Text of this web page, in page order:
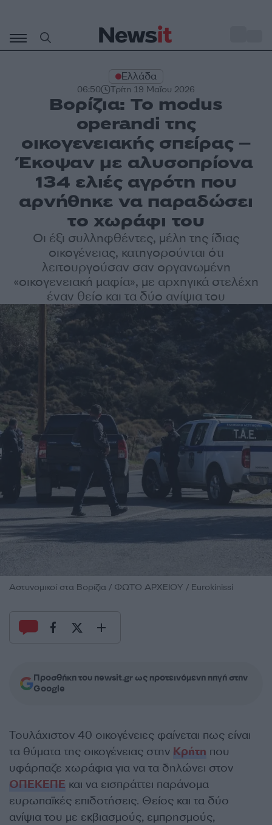
περιεχόμενο
Ελλάδα
06:50 Τρίτη 19 Μαΐου 2026
Βορίζια: Το modus
operandi της
οικογενειακής σπείρας –
Έκοψαν με αλυσοπρίονα
134 ελιές αγρότη που
αρνήθηκε να παραδώσει
το χωράφι του
Οι έξι συλληφθέντες, μέλη της ίδιας
οικογένειας, κατηγορούνται ότι
λειτουργούσαν σαν οργανωμένη
«οικογενειακή μαφία», με αρχηγικά στελέχη
έναν θείο και τα δύο ανίψια του
Αστυνομικοί στα Βορίζια / ΦΩΤΌ ΑΡΧΕΙΟΥ / Eurokinissi
Προσθήκη του newsit.gr ως προτεινόμενη πηγή στην
Google
Τουλάχιστον 40 οικογένειες φαίνεται πως είναι
τα θύματα της οικογένειας στην Κρήτη που
υφάρπαζε χωράφια για να τα δηλώνει στον
ΟΠΕΚΕΠΕ και να εισπράττει παράνομα
ευρωπαϊκές επιδοτήσεις. Θείος και τα δύο
ανίψια του με εκβιασμούς, εμπρησμούς,